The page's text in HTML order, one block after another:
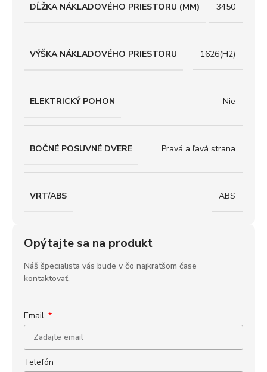
DĹŽKA NÁKLADOVÉHO PRIESTORU (MM) 3450
VÝŠKA NÁKLADOVÉHO PRIESTORU 1626(H2)
ELEKTRICKÝ POHON Nie
BOČNÉ POSUVNÉ DVERE Pravá a ľavá strana
VRT/ABS ABS
Opýtajte sa na produkt
Náš špecialista vás bude v čo najkratšom čase
kontaktovať.
Email
Telefón